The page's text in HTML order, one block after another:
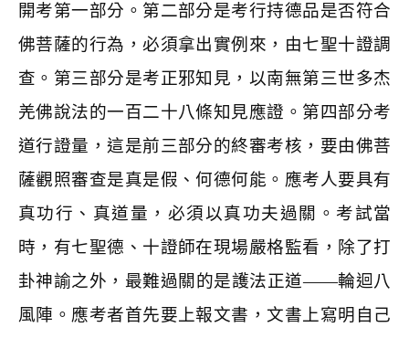
開考第一部分。第二部分是考行持德品是否符合
佛菩薩的行為，必須拿出實例來，由七聖十證調
查。第三部分是考正邪知見，以南無第三世多杰
羌佛說法的一百二十八條知見應證。第四部分考
道行證量，這是前三部分的終審考核，要由佛菩
薩觀照審查是真是假、何德何能。應考人要具有
真功行、真道量，必須以真功夫過關。考試當
時，有七聖德、十證師在現場嚴格監看，除了打
卦神諭之外，最難過關的是護法正道——輪迴八
風陣。應考者首先要上報文書，文書上寫明自己